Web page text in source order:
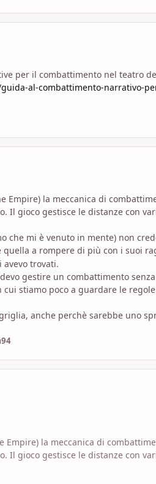
per il combattimento nel teatro
al-combattimento-narrativo-
Empire) la meccanica di
gioco gestisce le distanze con
che mi è venuto in mente) non
a rompere di più con i suoi
trovati.
gestire un combattimento
stiamo poco a guardare le
anche perchè sarebbe uno
Empire) la meccanica di
gioco gestisce le distanze con